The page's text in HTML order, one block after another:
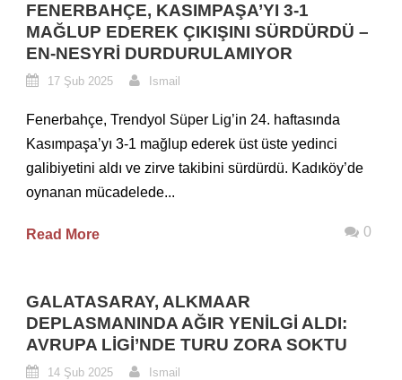
FENERBAHÇE, KASIMPAŞA’YI 3-1
MAĞLUP EDEREK ÇIKIŞINI SÜRDÜRDÜ –
EN-NESYRI DURDURULAMIYOR
17 Şub 2025 Ismail
Fenerbahçe, Trendyol Süper Lig’in 24. haftasında
Kasımpaşa’yı 3-1 mağlup ederek üst üste yedinci
galibiyetini aldı ve zirve takibini sürdürdü. Kadıköy’de
oynanan mücadelede...
Read More 0
GALATASARAY, ALKMAAR
DEPLASMANINDA AĞIR YENILGI ALDI:
AVRUPA LIGI’NDE TURU ZORA SOKTU
14 Şub 2025 Ismail